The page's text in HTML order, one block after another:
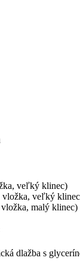
veľký klinec)
vložka, veľký
malý klinec)
dlažba s